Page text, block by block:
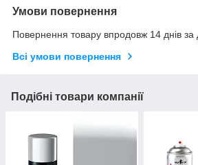
Умови повернення
Повернення товару впродовж 14 днів за
Всі умови повернення
Подібні товари компанії